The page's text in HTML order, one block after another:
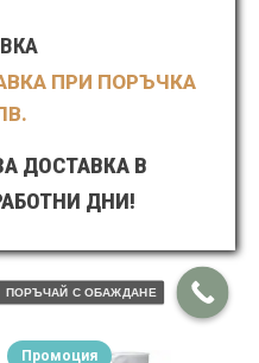
ПРИ ПОРЪЧКА
ДОСТАВКА В
ДНИ!
Промоция
ПОРЪЧАЙ С ОБАЖДАНЕ